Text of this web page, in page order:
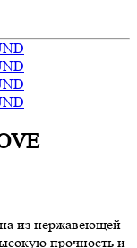
из нержавеющей
прочность и